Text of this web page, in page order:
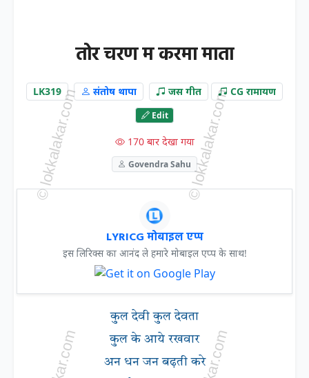
तोर चरण म करमा माता
LK319 संतोष थापा जस गीत CG रामायण
Edit
170 बार देखा गया
Govendra Sahu
LYRICG मोबाइल एप्प
इस लिरिक्स का आनंद ले हमारे मोबाइल एप्प के साथ!
कुल देवी कुल देवता
कुल के आये रखवार
अन धन जन बढ़ती करे